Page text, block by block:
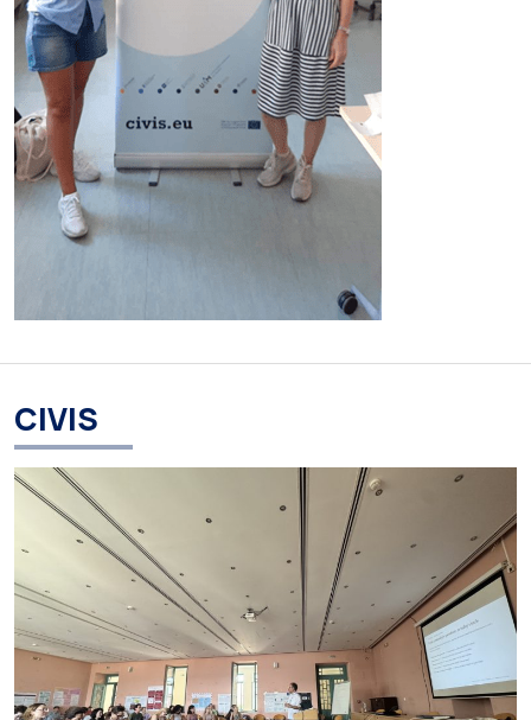
CIVIS